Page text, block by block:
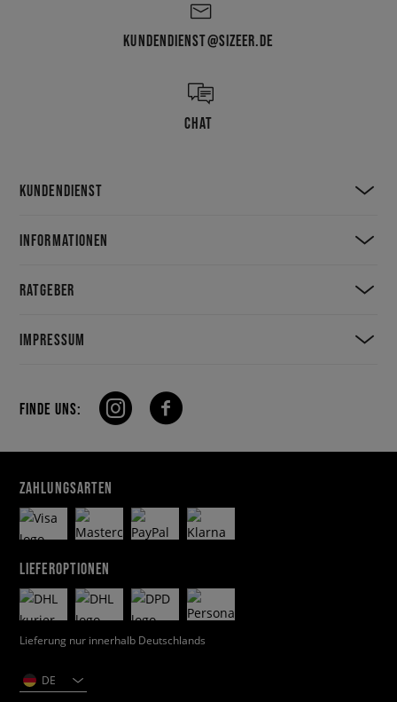
KUNDENDIENST@SIZEER.DE
CHAT
KUNDENDIENST
INFORMATIONEN
RATGEBER
IMPRESSUM
FINDE UNS:
ZAHLUNGSARTEN
LIEFEROPTIONEN
Lieferung nur innerhalb Deutschlands
DE